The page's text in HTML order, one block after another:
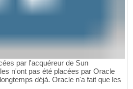
par l'acquéreur de Sun
n'ont pas été placées par Oracle
déjà. Oracle n'a fait que les